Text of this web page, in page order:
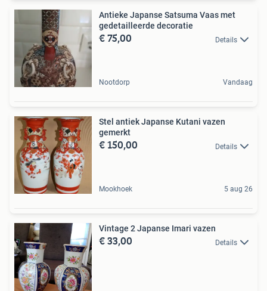
Antieke Japanse Satsuma Vaas met
gedetailleerde decoratie
€ 75,00 Details
Nootdorp Vandaag
Stel antiek Japanse Kutani vazen
gemerkt
€ 150,00 Details
Mookhoek 5 aug 26
Vintage 2 Japanse Imari vazen
€ 33,00 Details